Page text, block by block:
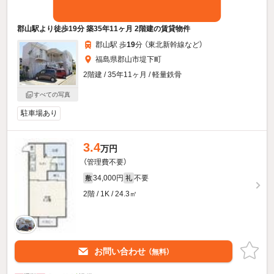
郡山駅より徒歩19分 築35年11ヶ月 2階建の賃貸物件
すべての写真
郡山駅 歩19分 （東北新幹線など）
福島県郡山市堤下町
2階建 / 35年11ヶ月 / 軽量鉄骨
駐車場あり
3.4万円
（管理費不要）
敷 34,000円 礼 不要
2階 / 1K / 24.3㎡
お問い合わせ （無料）